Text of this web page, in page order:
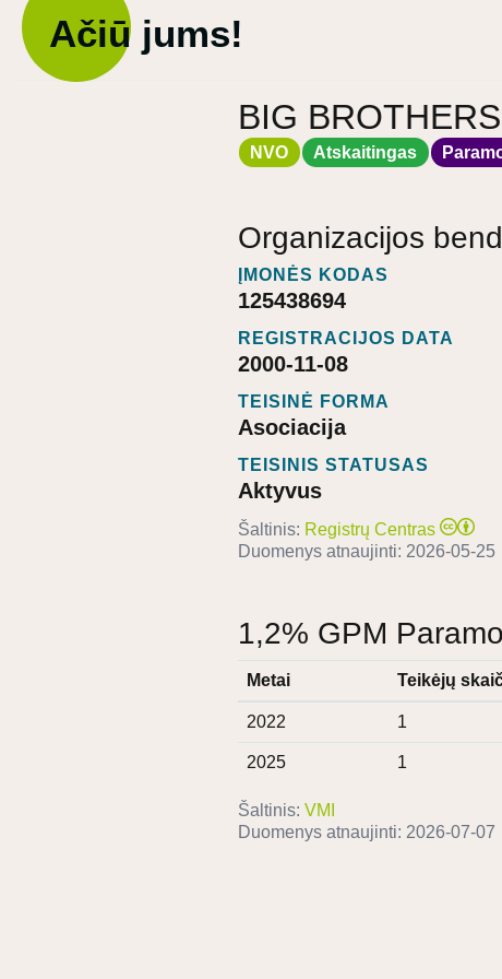
Ačiū jums!
BIG
NVO Atskaitingas
Organizacijos
ĮMONĖS KODAS
125438694
REGISTRACIJOS DATA
2000-11-08
TEISINĖ FORMA
Asociacija
TEISINIS STATUSAS
Aktyvus
Šaltinis: Registrų Centras
Duomenys atnaujinti: 2026-05-25
1,2% GPM
Metai Teikėjų
2022 1
2025 1
Šaltinis: VMI
Duomenys atnaujinti: 2026-07-07